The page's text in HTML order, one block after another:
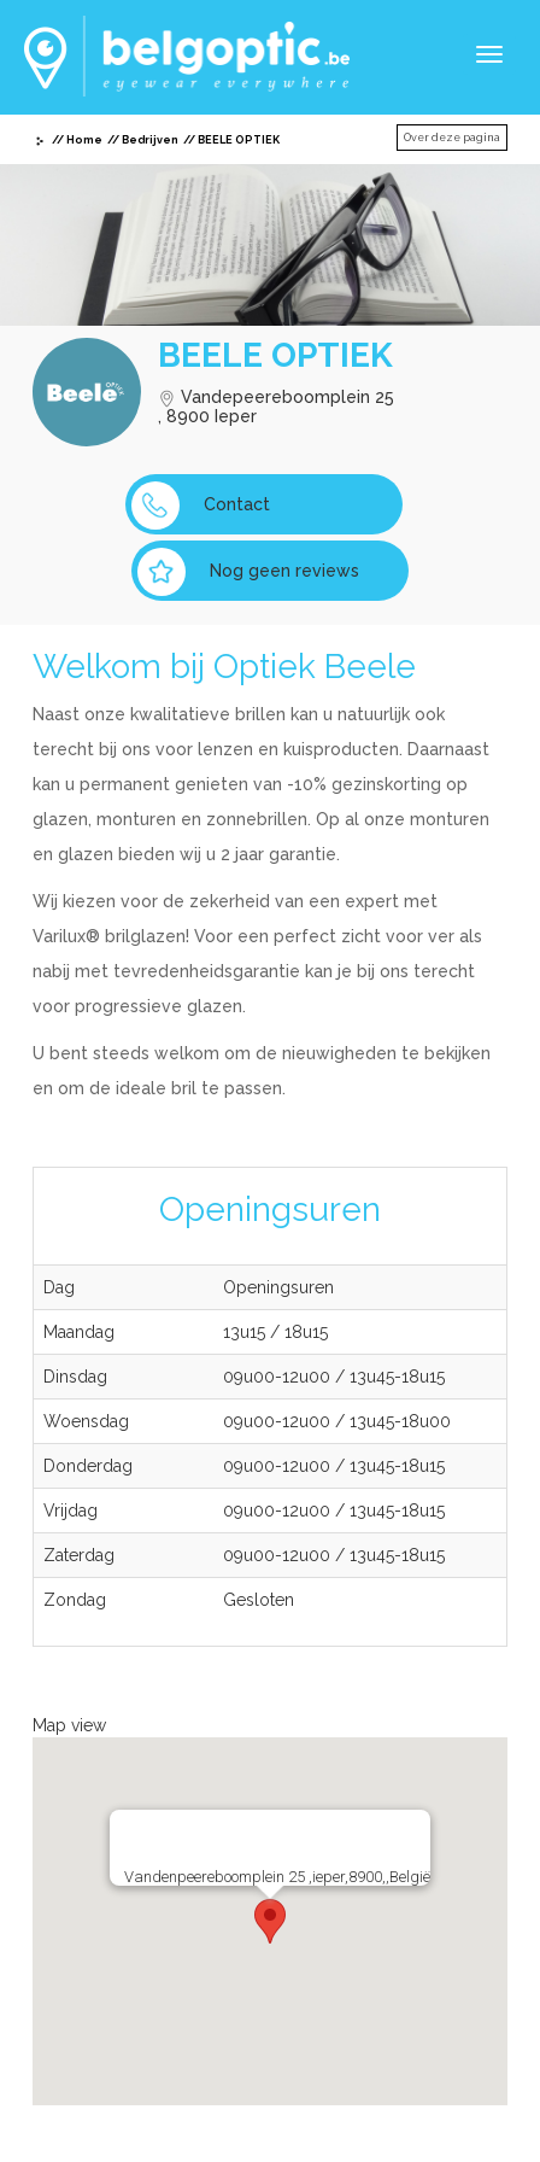
Home Bedrijven BEELE OPTIEK Over deze pagina
BEELE OPTIEK
Vandepeereboomplein 25
, 8900 Ieper
Contact
Nog geen reviews
Welkom bij Optiek Beele
Naast onze kwalitatieve brillen kan u natuurlijk ook
terecht bij ons voor lenzen en kuisproducten. Daarnaast
kan u permanent genieten van -10% gezinskorting op
glazen, monturen en zonnebrillen. Op al onze monturen
en glazen bieden wij u 2 jaar garantie.
Wij kiezen voor de zekerheid van een expert met
Varilux® brilglazen! Voor een perfect zicht voor ver als
nabij met tevredenheidsgarantie kan je bij ons terecht
voor progressieve glazen.
U bent steeds welkom om de nieuwigheden te bekijken
en om de ideale bril te passen.
Openingsuren
Dag Openingsuren
Maandag 13u15 /18u15
Dinsdag 09u00-12u00 /13u45-18u15
Woensdag 09u00-12u00 /13u45-18u00
Donderdag 09u00-12u00 /13u45-18u15
Vrijdag 09u00-12u00 /13u45-18u15
Zaterdag 09u00-12u00 /13u45-18u15
Zondag Gesloten
Map view
Vandenpeereboomplein 25 ,ieper,8900,,België